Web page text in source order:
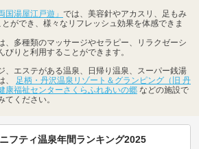
国湯屋江戸遊」 では、美容針やアカスリ、足もみ
ができ、様々なリフレッシュ効果を体感できま
、多種類のマッサージやセラピー、リラクゼーシ
びりと利用することができます。
、エステがある温泉、日帰り温泉、スーパー銭湯
、
足柄・丹沢温泉リゾート＆グランピング（旧 丹
康福祉センターさくらふれあいの郷 などの施設で
ください。
フティ温泉年間ランキング2025